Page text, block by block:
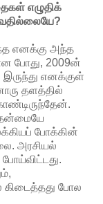
எழுதிக்
எனக்கு அந்த
போது, 2009ன்
இருந்து எனக்குள்
தளத்தில்
தன்மையே
போக்கின்
அரசியல்
கிடைத்தது போல